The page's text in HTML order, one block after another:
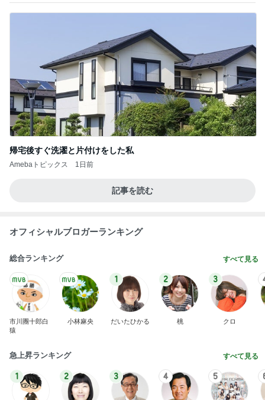
帰宅後すぐ洗濯と片付けをした私
Amebaトピックス 1日前
記事を読む
オフィシャルブロガーランキング
総合ランキング すべて見る
市川團十郎白
猿
小林麻央
1
だいたひかる
2
桃
3
クロ
急上昇ランキング すべて見る
1 2 3 4 5